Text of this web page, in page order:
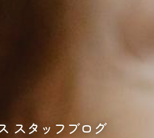
スタッフブログ